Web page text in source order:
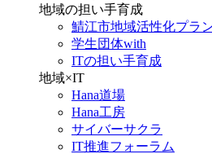
地域の担い手育成
鯖江市地域活性化プラ
学生団体with
ITの担い手育成
地域×IT
Hana道場
Hana工房
サイバーサクラ
IT推進フォーラム